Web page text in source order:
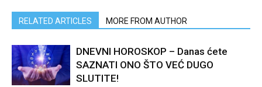
RELATED ARTICLES MORE FROM AUTHOR
DNEVNI HOROSKOP – Danas ćete
SAZNATI ONO ŠTO VEĆ DUGO
SLUTITE!